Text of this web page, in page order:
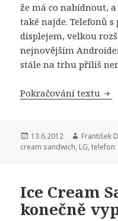
že má co nabídnout,
také najde. Telefonů
displejem, velkou
nejnovějším
stále na trhu příliš
Pokračování textu
Publikováno:
13.6.2012 Autor:
František
cream sandwich, LG,telefon
Ice Cream
konečně